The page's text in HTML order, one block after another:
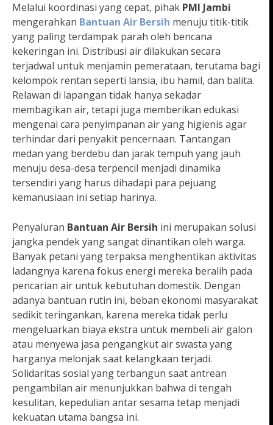
Melalui koordinasi yang cepat, pihak PMI Jambi
mengerahkan Bantuan Air Bersih menuju titik-titik
yang paling terdampak parah oleh bencana
kekeringan ini. Distribusi air dilakukan secara
terjadwal untuk menjamin pemerataan, terutama bagi
kelompok rentan seperti lansia, ibu hamil, dan balita.
Relawan di lapangan tidak hanya sekadar
membagikan air, tetapi juga memberikan edukasi
mengenai cara penyimpanan air yang higienis agar
terhindar dari penyakit pencernaan. Tantangan
medan yang berdebu dan jarak tempuh yang jauh
menuju desa-desa terpencil menjadi dinamika
tersendiri yang harus dihadapi para pejuang
kemanusiaan ini setiap harinya.
Penyaluran Bantuan Air Bersih ini merupakan solusi
jangka pendek yang sangat dinantikan oleh warga.
Banyak petani yang terpaksa menghentikan aktivitas
ladangnya karena fokus energi mereka beralih pada
pencarian air untuk kebutuhan domestik. Dengan
adanya bantuan rutin ini, beban ekonomi masyarakat
sedikit teringankan, karena mereka tidak perlu
mengeluarkan biaya ekstra untuk membeli air galon
atau menyewa jasa pengangkut air swasta yang
harganya melonjak saat kelangkaan terjadi.
Solidaritas sosial yang terbangun saat antrean
pengambilan air menunjukkan bahwa di tengah
kesulitan, kepedulian antar sesama tetap menjadi
kekuatan utama bangsa ini.